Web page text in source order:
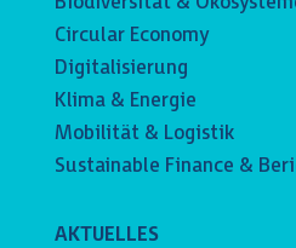
Circular Economy
Digitalisierung
Klima & Energie
Mobilität & Logistik
Sustainable Finance &
AKTUELLES